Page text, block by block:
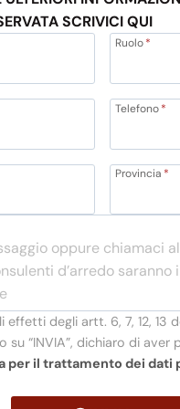
SCRIVICI QUI
Ruolo*
Telefono*
Provincia *
effetti degli artt. 6, 7, 12, 13
su “INVIA”, dichiaro di aver
per il trattamento dei dati